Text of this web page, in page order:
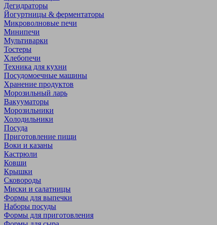
Дегидраторы
Йогуртницы & ферментаторы
Микроволновые печи
Минипечи
Мультиварки
Тостеры
Хлебопечи
Техника для кухни
Посудомоечные машины
Хранение продуктов
Морозильный ларь
Вакууматоры
Морозильники
Холодильники
Посуда
Приготовление пищи
Воки и казаны
Кастрюли
Ковши
Крышки
Сковороды
Миски и салатницы
Формы для выпечки
Наборы посуды
Формы для приготовления